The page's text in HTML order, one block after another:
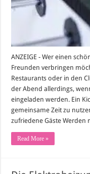
ANZEIGE - Wer einen
Freunden verbringen
Restaurants oder in den
der Abend allerdings,
eingeladen werden. Ein
gemeinsame Zeit zu
zufriedene Gäste Werden
Read More »